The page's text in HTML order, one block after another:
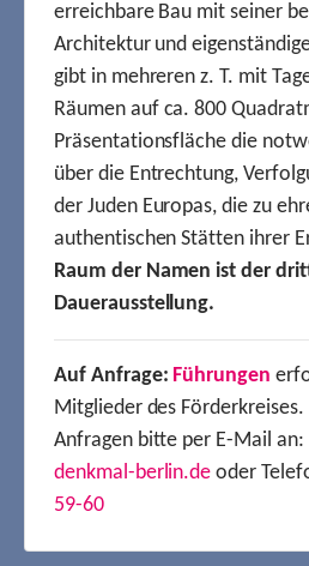
erreichbare Bau mit seiner
Architektur und
gibt in mehreren z. T. mit
Räumen auf ca. 800
Präsentationsfläche die
über die Entrechtung,
der Juden Europas, die zu
authentischen Stätten ihrer
Raum der Namen ist der
Dauerausstellung.
Auf Anfrage: Führungen
Mitglieder des Förderkreises.
Anfragen bitte per E-Mail an:
denkmal-berlin.de oder
59-60